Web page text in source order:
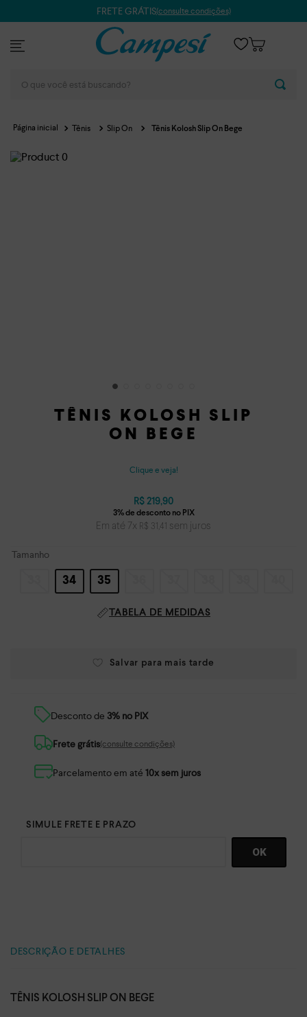
FRETE GRÁTIS(consulte condições)
Tênis Slip On Tênis Kolosh Slip On Bege
TÊNIS KOLOSH SLIP
ON BEGE
Clique e veja!
R$ 219,90
Em até 7x R$ 31 ,41 sem juros
Tamanho
34 35
TABELA DE MEDIDAS
Desconto de 3% no PIX
Frete grátis(consulte condições)
Parcelamento em até 10x sem juros
DESCRIÇÃO E DETALHES
TÊNIS KOLOSH SLIP ON BEGE